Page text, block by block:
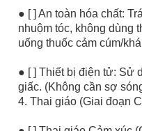
● [ ] An toàn hóa chất:
nhuộm tóc, không dùng
uống thuốc cảm cúm/
● [ ] Thiết bị điện tử: Sử
giấc. (Không cần sợ
4. Thai giáo (Giai đoạn